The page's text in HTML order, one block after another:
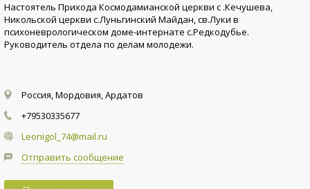
Настоятель Прихода Космодамианской церкви с .Кечушева,
Никольской церкви с.Луньгинский Майдан, св.Луки в
психоневрологическом доме-интернате с.Редкодубье.
Руководитель отдела по делам молодежи.
Россия, Мордовия, Ардатов
+79530335677
Leonigol_74@mail.ru
Отправить сообщение